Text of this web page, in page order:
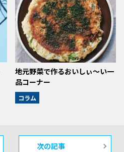
地元野菜で作るおいしぃ～い一
品コーナー
コラム
次の記事